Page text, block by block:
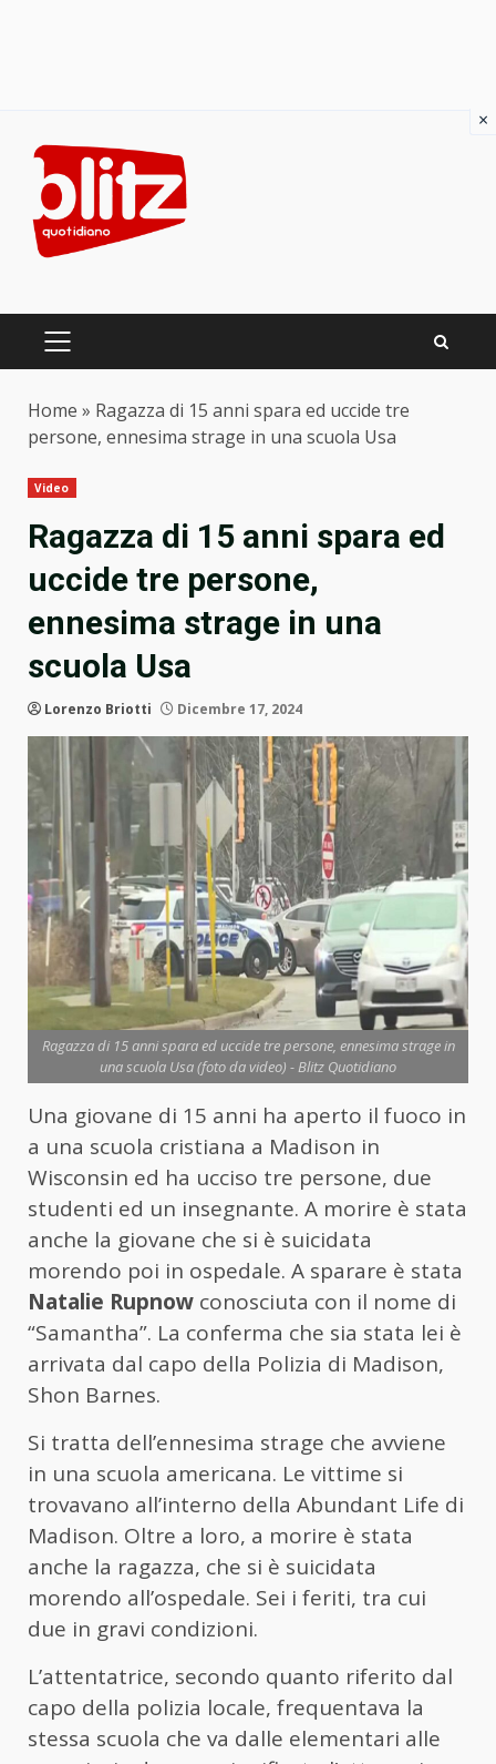
content
PRIMARY
Home » Ragazza di 15 anni spara ed uccide tre
persone, ennesima strage in una scuola Usa
Video
Ragazza di 15 anni spara ed
uccide tre persone,
ennesima strage in una
scuola Usa
Lorenzo Briotti Dicembre 17, 2024
Ragazza di 15 anni spara ed uccide tre persone, ennesima strage in
una scuola Usa (foto da video) - Blitz Quotidiano
Una giovane di 15 anni ha aperto il fuoco in
a una scuola cristiana a Madison in
Wisconsin ed ha ucciso tre persone, due
studenti ed un insegnante. A morire è stata
anche la giovane che si è suicidata
morendo poi in ospedale. A sparare è stata
Natalie Rupnow conosciuta con il nome di
“Samantha”. La conferma che sia stata lei è
arrivata dal capo della Polizia di Madison,
Shon Barnes.
Si tratta dell’ennesima strage che avviene
in una scuola americana. Le vittime si
trovavano all’interno della Abundant Life di
Madison. Oltre a loro, a morire è stata
anche la ragazza, che si è suicidata
morendo all’ospedale. Sei i feriti, tra cui
due in gravi condizioni.
L’attentatrice, secondo quanto riferito dal
capo della polizia locale, frequentava la
stessa scuola che va dalle elementari alle
×